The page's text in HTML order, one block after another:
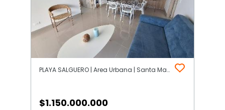
PLAYA SALGUERO | Area Urbana | Santa Marta
$1.150.000.000